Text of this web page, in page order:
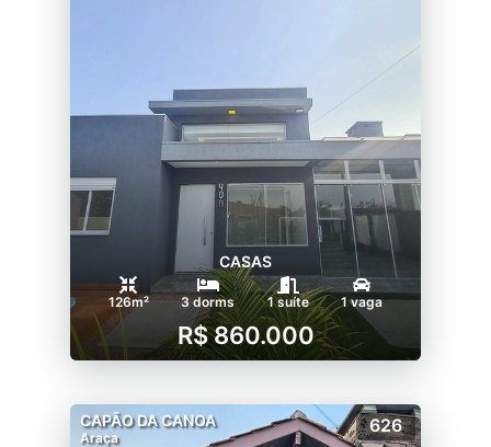
CASAS
126m² 3 dorms 1 suíte 1 vaga
R$ 860.000
CAPÃO DA CANOA
Araça
626